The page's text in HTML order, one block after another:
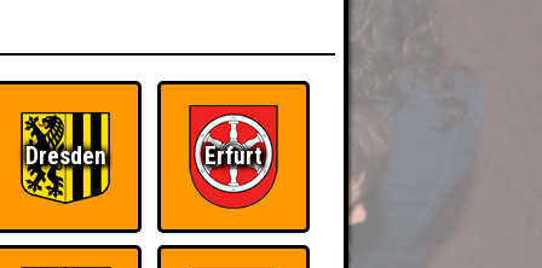
Dresden Erfurt